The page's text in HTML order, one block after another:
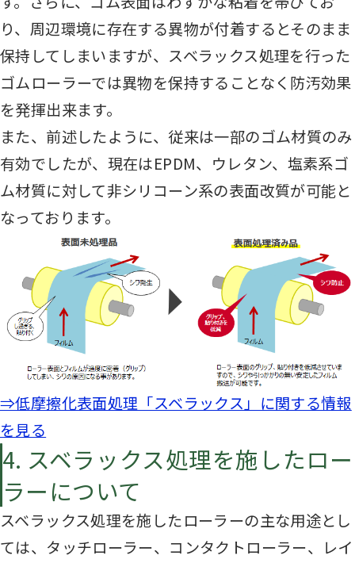
り、周辺環境に存在する異物が付着するとそのまま
保持してしまいますが、スベラックス処理を行った
ゴムローラーでは異物を保持することなく防汚効果
を発揮出来ます。
また、前述したように、従来は一部のゴム材質のみ
有効でしたが、現在はEPDM、ウレタン、塩素系ゴ
ム材質に対して非シリコーン系の表面改質が可能と
なっております。
⇒低摩擦化表面処理「スベラックス」に関する情報
を見る
4. スベラックス処理を施したロー
ラーについて
スベラックス処理を施したローラーの主な用途とし
ては、タッチローラー、コンタクトローラー、レイ